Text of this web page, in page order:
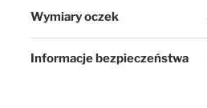
Wymiary oczek
Informacje bezpieczeństwa